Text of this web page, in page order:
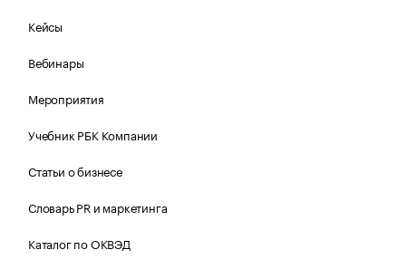
Кейсы
Вебинары
Мероприятия
Учебник РБК Компании
Статьи о бизнесе
Словарь PR и маркетинга
Каталог по ОКВЭД